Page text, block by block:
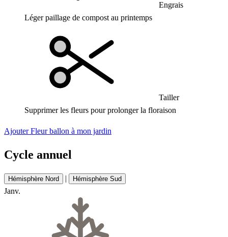
Engrais
Léger paillage de compost au printemps
Tailler
Supprimer les fleurs pour prolonger la floraison
Ajouter Fleur ballon à mon jardin
Cycle annuel
Hémisphère Nord | Hémisphère Sud
Janv.